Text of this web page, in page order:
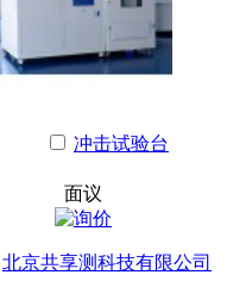
冲击试验台
面议
北京共享测科技有限公司